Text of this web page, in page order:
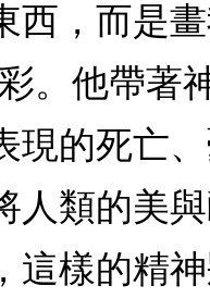
西，而是
。他帶著
的死亡
人類的美
樣的精